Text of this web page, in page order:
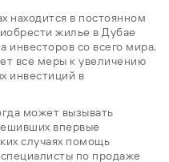
находится в постоянном
жилье в Дубае
инвесторов со всего мира.
все меры к увеличению
инвестиций в
может вызывать
впервые
случаях помощь
по продаже